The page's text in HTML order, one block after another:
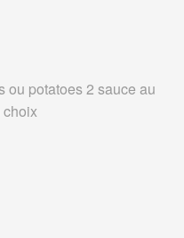
ou potatoes 2 sauce au
choix